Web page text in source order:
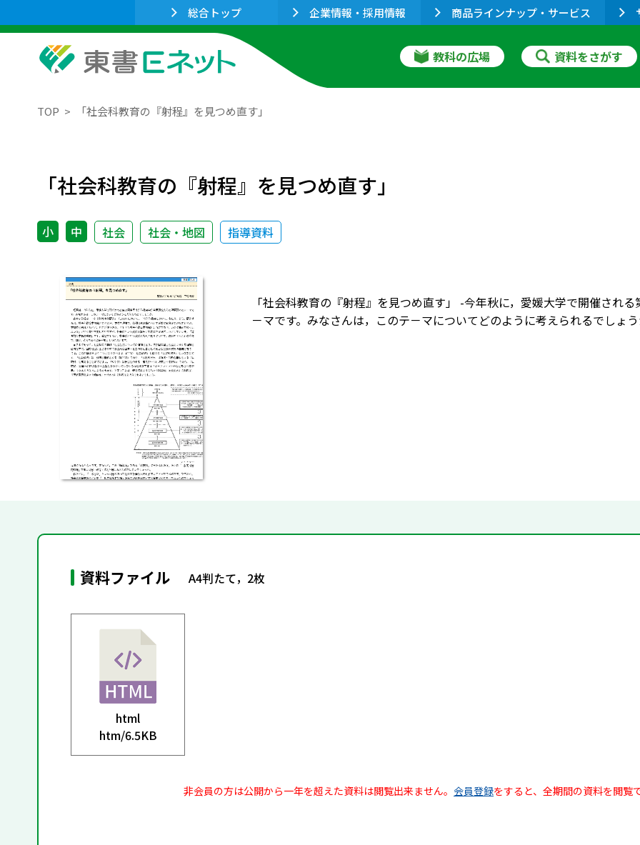
総合トップ 企業情報・採用情報 商品ラインナップ・サービス
教科の広場 資料をさがす
TOP 「社会科教育の『射程』を見つめ直す」
「社会科教育の『射程』を見つめ直す」
小 中 社会 社会・地図 指導資料
「社会科教育の『射程』を見つめ直す」 -今年秋に，愛媛大学で開催され
－マです。みなさんは，このテ－マについてどのように考えられるでしょう
資料ファイル A4判たて，2枚
html
htm/6.5KB
非会員の方は公開から一年を超えた資料は閲覧出来ません。 会員登録をすると、全期間の資料を閲覧